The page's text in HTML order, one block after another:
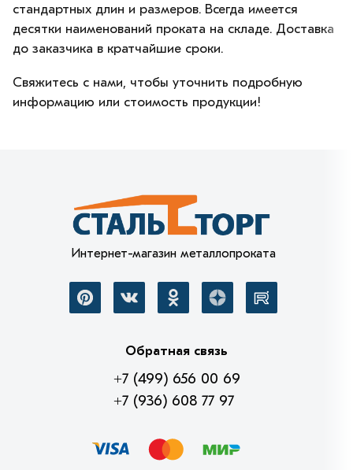
стандартных длин и размеров. Всегда имеется
десятки наименований проката на складе. Доставка
до заказчика в кратчайшие сроки.
Свяжитесь с нами, чтобы уточнить подробную
информацию или стоимость продукции!
Интернет-магазин металлопроката
Обратная связь
+7 (499) 656 00 69
+7 (936) 608 77 97